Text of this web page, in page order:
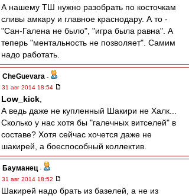
А нашему ТШ нужно разобрать по косточкам
сливы амкару и главное краснодару. А то -
"Сан-Галена не было", "игра была равна". А
теперь "ментальность не позволяет". Самим
надо работать.
CheGuevara -
31 авг 2014 18:54
Low_kick
А ведь даже не купленный Шакири не Халк...
Сколько у нас хотя бы "галечных витселей" в
составе? Хотя сейчас хочется даже не
шакирей, а боеспособный коллектив.
Бауманец -
31 авг 2014 18:52
Шакирей надо брать из базелей, а не из